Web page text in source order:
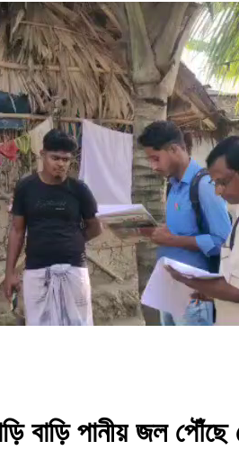
বাড়ি পানীয় জল